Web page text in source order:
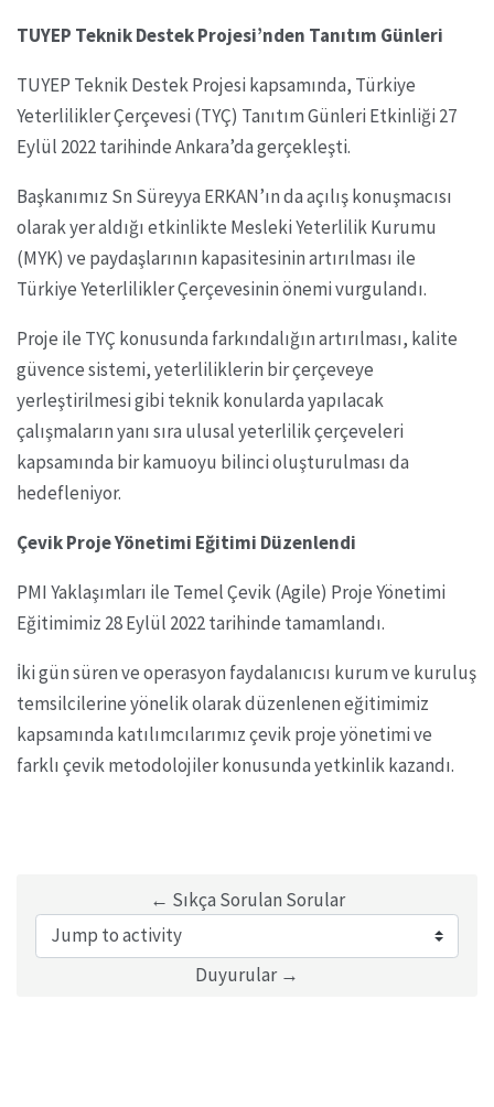
TUYEP Teknik Destek Projesi’nden Tanıtım Günleri
TUYEP Teknik Destek Projesi kapsamında, Türkiye
Yeterlilikler Çerçevesi (TYÇ) Tanıtım Günleri Etkinliği 27
Eylül 2022 tarihinde Ankara’da gerçekleşti.
Başkanımız Sn Süreyya ERKAN’ın da açılış konuşmacısı
olarak yer aldığı etkinlikte Mesleki Yeterlilik Kurumu
(MYK) ve paydaşlarının kapasitesinin artırılması ile
Türkiye Yeterlilikler Çerçevesinin önemi vurgulandı.
Proje ile TYÇ konusunda farkındalığın artırılması, kalite
güvence sistemi, yeterliliklerin bir çerçeveye
yerleştirilmesi gibi teknik konularda yapılacak
çalışmaların yanı sıra ulusal yeterlilik çerçeveleri
kapsamında bir kamuoyu bilinci oluşturulması da
hedefleniyor.
Çevik Proje Yönetimi Eğitimi Düzenlendi
PMI Yaklaşımları ile Temel Çevik (Agile) Proje Yönetimi
Eğitimimiz 28 Eylül 2022 tarihinde tamamlandı.
İki gün süren ve operasyon faydalanıcısı kurum ve kuruluş
temsilcilerine yönelik olarak düzenlenen eğitimimiz
kapsamında katılımcılarımız çevik proje yönetimi ve
farklı çevik metodolojiler konusunda yetkinlik kazandı.
← Sıkça Sorulan Sorular
Jump to activity
Duyurular →